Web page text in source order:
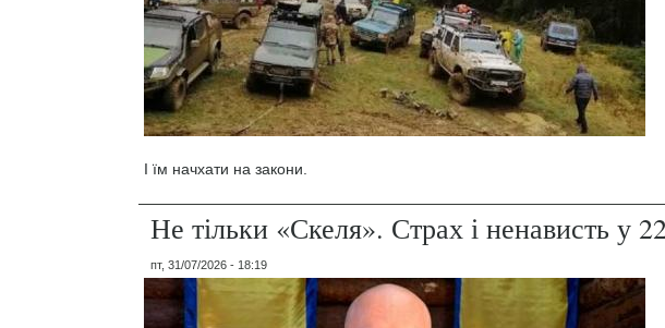
І їм начхати на закони.
Не тільки «Скеля». Страх і ненависть
пт, 31/07/2026 - 18:19